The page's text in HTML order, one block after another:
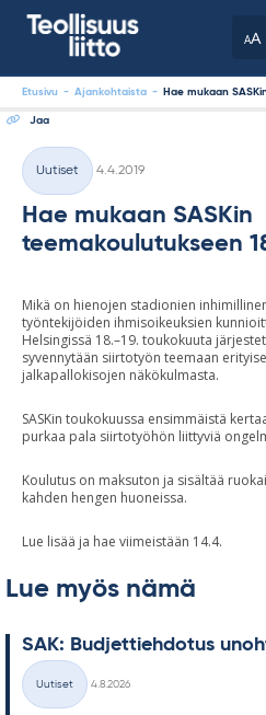
AA
Etusivu - Ajankohtaista - Hae mukaan
Jaa
Kategoriat
Uutiset
4.4.2019
Hae mukaan SASKin
teemakoulutukseen
Mikä on hienojen stadionien
työntekijöiden ihmisoikeuksien
Helsingissä 18.–19. toukokuuta
syvennytään siirtotyön teemaan
jalkapallokisojen näkökulmasta.
SASKin toukokuussa ensimmäistä
purkaa pala siirtotyöhön liittyviä
Koulutus on maksuton ja sisältää
kahden hengen huoneissa.
Lue lisää ja hae viimeistään 14.4.
Lue myös nämä
SAK: Bud­jet­tieh­do­tus
Kategoriat
Uutiset
4.8.2026
clipboard.)